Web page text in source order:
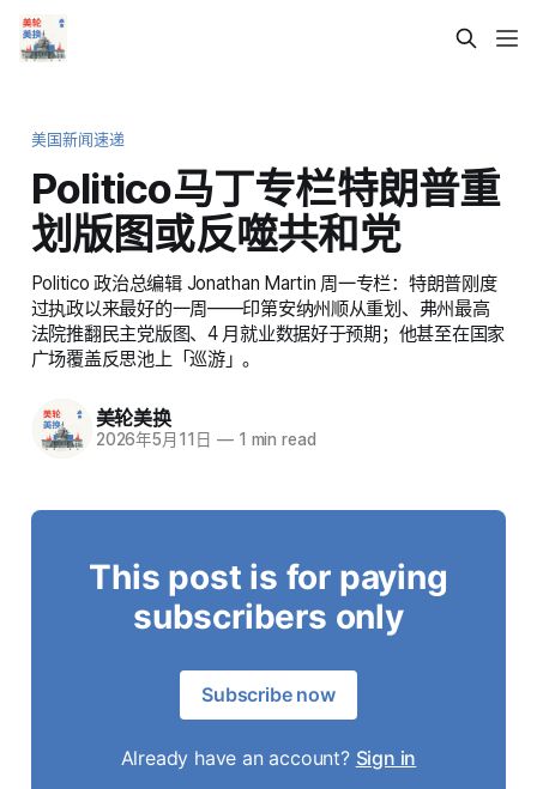
美国新闻速递
Politico马丁专栏特朗普重
划版图或反噬共和党
Politico 政治总编辑 Jonathan Martin 周一专栏：特朗普刚度
过执政以来最好的一周——印第安纳州顺从重划、弗州最高
法院推翻民主党版图、4 月就业数据好于预期；他甚至在国家
广场覆盖反思池上「巡游」。
美轮美换
2026年5月11日 —1 min read
This post is for paying
subscribers only
Subscribe now
Already have an account? Sign in